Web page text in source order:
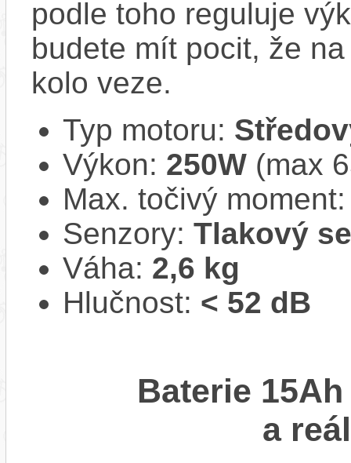
podle toho reguluje
budete mít pocit, že
kolo veze.
Typ motoru:
Výkon: 250W (max
Max. točivý
Senzory: Tlakový
Váha: 2,6 kg
Hlučnost: < 52 dB
Baterie
a